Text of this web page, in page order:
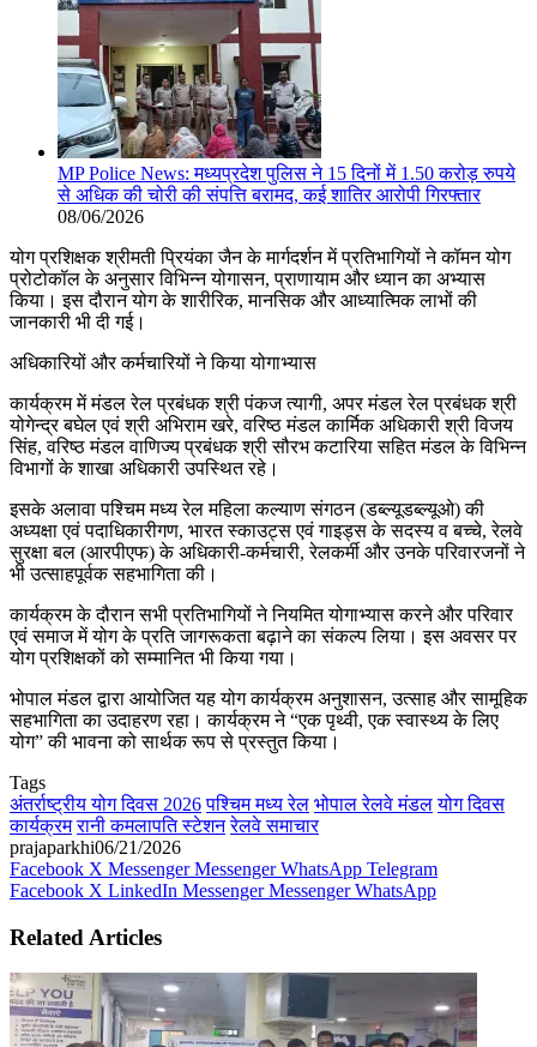
MP Police News: मध्यप्रदेश पुलिस ने 15 दिनों में 1.50 करोड़ रुपये
से अधिक की चोरी की संपत्ति बरामद, कई शातिर आरोपी गिरफ्तार
08/06/2026
योग प्रशिक्षक श्रीमती प्रियंका जैन के मार्गदर्शन में प्रतिभागियों ने कॉमन योग
प्रोटोकॉल के अनुसार विभिन्न योगासन, प्राणायाम और ध्यान का अभ्यास
किया। इस दौरान योग के शारीरिक, मानसिक और आध्यात्मिक लाभों की
जानकारी भी दी गई।
अधिकारियों और कर्मचारियों ने किया योगाभ्यास
कार्यक्रम में मंडल रेल प्रबंधक श्री पंकज त्यागी, अपर मंडल रेल प्रबंधक श्री
योगेन्द्र बघेल एवं श्री अभिराम खरे, वरिष्ठ मंडल कार्मिक अधिकारी श्री विजय
सिंह, वरिष्ठ मंडल वाणिज्य प्रबंधक श्री सौरभ कटारिया सहित मंडल के विभिन्न
विभागों के शाखा अधिकारी उपस्थित रहे।
इसके अलावा पश्चिम मध्य रेल महिला कल्याण संगठन (डब्ल्यूडब्ल्यूओ) की
अध्यक्षा एवं पदाधिकारीगण, भारत स्काउट्स एवं गाइड्स के सदस्य व बच्चे, रेलवे
सुरक्षा बल (आरपीएफ) के अधिकारी-कर्मचारी, रेलकर्मी और उनके परिवारजनों ने
भी उत्साहपूर्वक सहभागिता की।
कार्यक्रम के दौरान सभी प्रतिभागियों ने नियमित योगाभ्यास करने और परिवार
एवं समाज में योग के प्रति जागरूकता बढ़ाने का संकल्प लिया। इस अवसर पर
योग प्रशिक्षकों को सम्मानित भी किया गया।
भोपाल मंडल द्वारा आयोजित यह योग कार्यक्रम अनुशासन, उत्साह और सामूहिक
सहभागिता का उदाहरण रहा। कार्यक्रम ने “एक पृथ्वी, एक स्वास्थ्य के लिए
योग” की भावना को सार्थक रूप से प्रस्तुत किया।
Tags
अंतर्राष्ट्रीय योग दिवस 2026 पश्चिम मध्य रेल भोपाल रेलवे मंडल योग दिवस
कार्यक्रम रानी कमलापति स्टेशन रेलवे समाचार
prajaparkhi06/21/2026
Facebook X Messenger Messenger WhatsApp Telegram
Facebook X LinkedIn Messenger Messenger WhatsApp
Related Articles